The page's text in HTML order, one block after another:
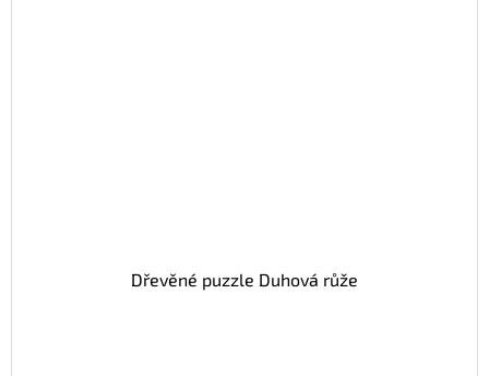
Dřevěné puzzle Duhová růže